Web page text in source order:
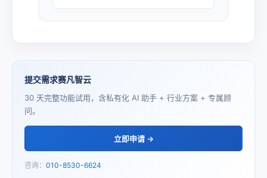
提交需求赛凡智云
30 天完整功能试用，含私有化 AI 助手 + 行业方案 + 专属顾
问。
立即申请 →
咨询： 010-8530-6624